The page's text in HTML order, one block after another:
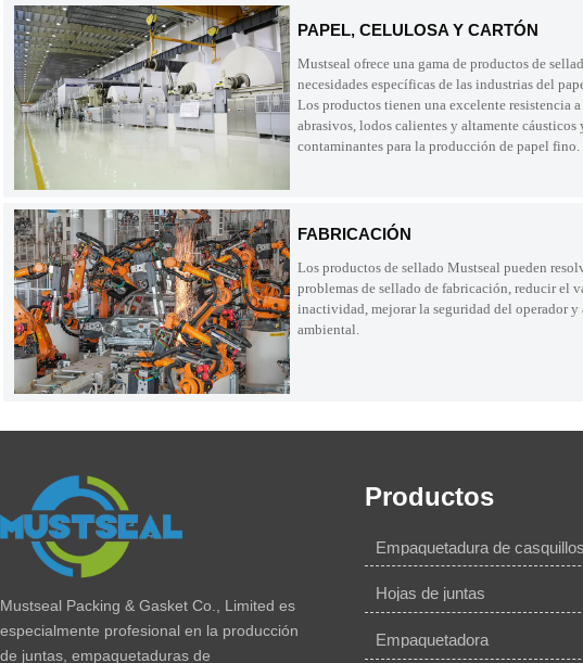
PAPEL, CELULOSA Y CARTÓN
Mustseal ofrece una gama de productos de
necesidades específicas de las industrias del
Los productos tienen una excelente resistencia
abrasivos, lodos calientes y altamente cáusticos
contaminantes para la producción de papel fino.
FABRICACIÓN
Los productos de sellado Mustseal pueden
problemas de sellado de fabricación, reducir el
inactividad, mejorar la seguridad del operador
ambiental.
Mustseal Packing & Gasket Co., Limited es
especialmente profesional en la producción
de juntas, empaquetaduras de
Productos
Empaquetadura de casquillos
Hojas de juntas
Empaquetadora